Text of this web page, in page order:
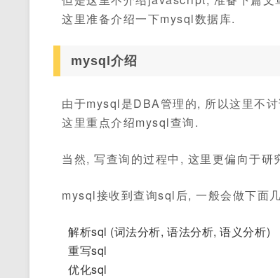
这里准备介绍一下mysql数据库.
mysql介绍
由于mysql是DBA管理的, 所以这里不
这里重点介绍mysql查询.
当然, 写查询的过程中, 这里更偏向于研
mysql接收到查询sql后, 一般会做下面
解析sql (词法分析, 语法分析, 语义分析)
重写sql
优化sql